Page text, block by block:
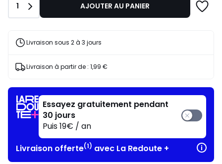
69,90
€
de
réduction
Quantité
1 AJOUTER AU PANIER
Livraison sous 2 à 3 jours
Livraison à partir de : 1,99 €
Essayez gratuitement pendant
30 jours
Puis 19€ / an
Livraison offerte(1) avec La Redoute +